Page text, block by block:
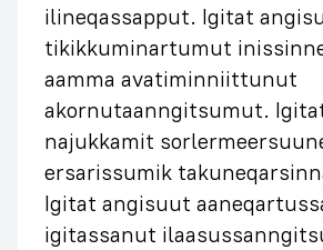
ilineqassapput. Igitat
tikikkuminartumut
aamma avatiminniittunut
akornutaanngitsumut.
najukkamit
ersarissumik
Igitat angisuut
igitassanut